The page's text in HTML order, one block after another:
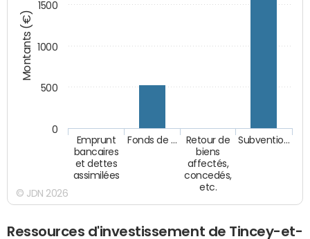
Montants (€)
Emprunt
bancaires
et dettes
assimilées
Fonds de …
Retour de
biens
affectés,
concedés,
etc.
Subventio…
0
500
1000
1500
© JDN 2026
Ressources d'investissement de Tincey-et-